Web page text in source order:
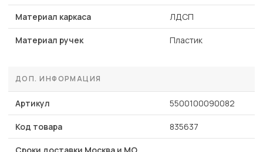
Материал каркаса ЛДСП
Материал ручек Пластик
ДОП. ИНФОРМАЦИЯ
Артикул 5500100090082
Код товара 835637